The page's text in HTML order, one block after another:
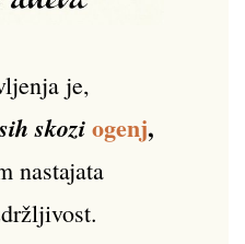
je,
skoziogenj,
nastajata